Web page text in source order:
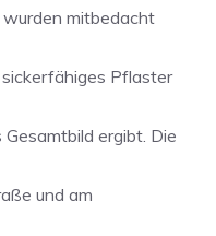
wurden mitbedacht
Pflaster
ergibt. Die
und am